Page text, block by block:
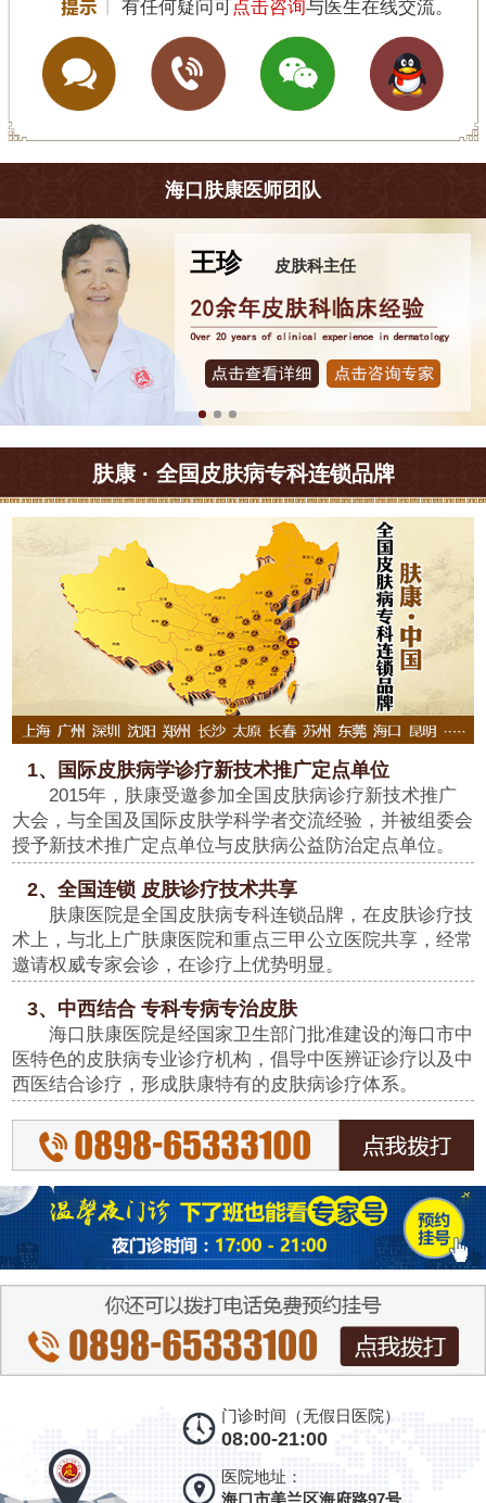
有任何疑问可点击咨询与医生在线交流。
海口肤康医师团队
王珍 皮肤科主任
肤康 · 全国皮肤病专科连锁品牌
1、国际皮肤病学诊疗新技术推广定点单位
2015年，肤康受邀参加全国皮肤病诊疗新技术推广
大会，与全国及国际皮肤学科学者交流经验，并被组委会
授予新技术推广定点单位与皮肤病公益防治定点单位。
2、全国连锁 皮肤诊疗技术共享
肤康医院是全国皮肤病专科连锁品牌，在皮肤诊疗技
术上，与北上广肤康医院和重点三甲公立医院共享，经常
邀请权威专家会诊，在诊疗上优势明显。
3、中西结合 专科专病专治皮肤
海口肤康医院是经国家卫生部门批准建设的海口市中
医特色的皮肤病专业诊疗机构，倡导中医辨证诊疗以及中
西医结合诊疗，形成肤康特有的皮肤病诊疗体系。
门诊时间（无假日医院）
08:00-21:00
医院地址：